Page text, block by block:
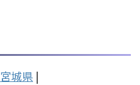
宮城県 |